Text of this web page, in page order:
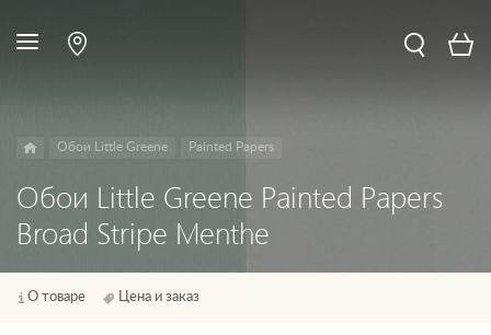
Обои Little Greene Painted Papers
Обои Little Greene Painted Papers
Broad Stripe Menthe
О товаре Цена и заказ